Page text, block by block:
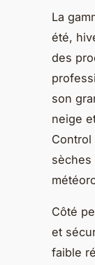
La
été,
des
son
neige
sèches
Côté
et
faible